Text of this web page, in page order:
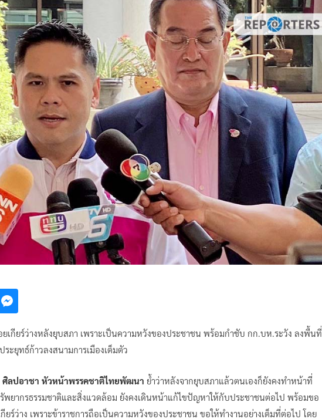
ยเกียร์ว่างหลังยุบสภา เพราะเป็นความหวังของประชาชน พร้อมกำชับ กก.บห.ระวัง ลงพื้นที่
ยุทธ์ก้าวลงสนามการเมืองเต็มตัว
ศิลปอาชา หัวหน้าพรรคชาติไทยพัฒนา ย้ำว่าหลังจากยุบสภาแล้วตนเองก็ยังคงทำหน้าที่
พยากรธรรมชาติและสิ่งแวดล้อม ยังคงเดินหน้าแก้ไขปัญหาให้กับประชาชนต่อไป พร้อมขอ
ยร์ว่าง เพราะข้าราชการถือเป็นความหวังของประชาชน ขอให้ทำงานอย่างเต็มที่ต่อไป โดย